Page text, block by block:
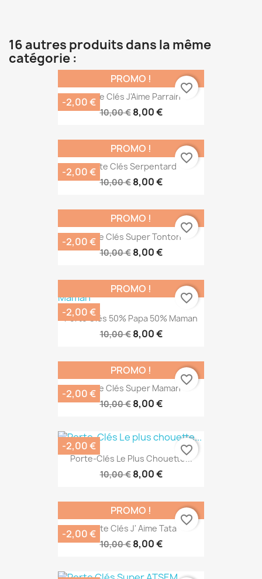
16 autres produits dans la même
catégorie :
Porte Clés J'Aime Parrain
10,00 € 8,00 €
PROMO !
-2,00 €
favorite_border
Porte Clés Serpentard
10,00 € 8,00 €
PROMO !
-2,00 €
favorite_border
Porte Clés Super Tonton
10,00 € 8,00 €
PROMO !
-2,00 €
favorite_border
Porte Clés 50% Papa 50% Maman
10,00 € 8,00 €
PROMO !
-2,00 €
favorite_border
Porte Clés Super Maman
10,00 € 8,00 €
PROMO !
-2,00 €
favorite_border
Porte-Clés Le Plus Chouette...
10,00 € 8,00 €
-2,00 € favorite_border
Porte Clés J' Aime Tata
10,00 € 8,00 €
PROMO !
-2,00 €
favorite_border